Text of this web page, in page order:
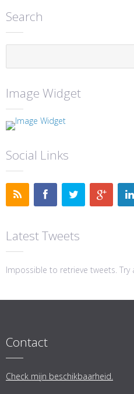
Search
Image Widget
Social Links
Latest Tweets
Impossible to retrieve tweets. Try
Contact
Check mijn beschikbaarheid.